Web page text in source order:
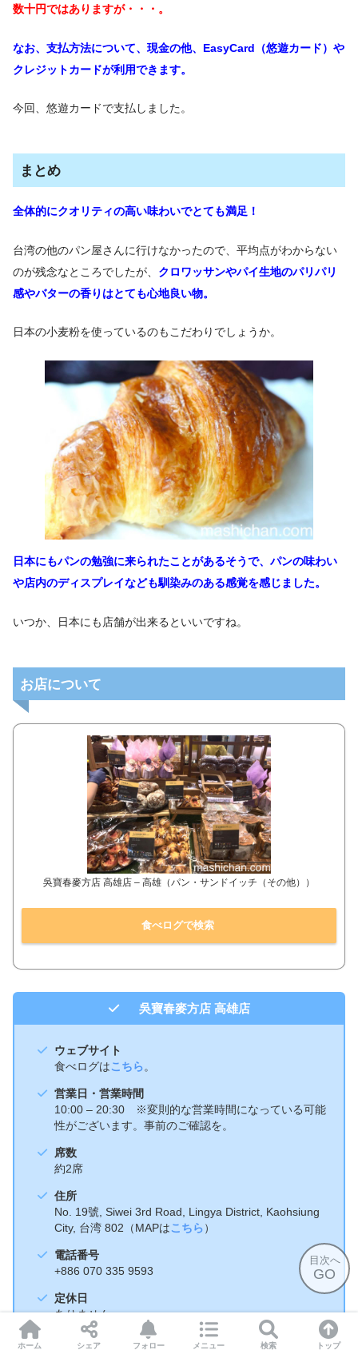
目次へ
GO
数十円ではありますが・・・。
なお、支払方法について、現金の他、EasyCard（悠遊カード）や
クレジットカードが利用できます。
今回、悠遊カードで支払しました。
まとめ
全体的にクオリティの高い味わいでとても満足！
台湾の他のパン屋さんに行けなかったので、平均点がわからない
のが残念なところでしたが、 クロワッサンやパイ生地のパリパリ
感やバターの香りはとても心地良い物。
日本の小麦粉を使っているのもこだわりでしょうか。
日本にもパンの勉強に来られたことがあるそうで、 パンの味わい
や店内のディスプレイなども馴染みのある感覚を感じました。
いつか、日本にも店舗が出来るといいですね。
お店について
吳寶春麥方店 高雄店 – 高雄（パン・サンドイッチ（その他））
食べログで検索
吳寶春麥方店 高雄店
ウェブサイト
食べログはこちら。
営業日・営業時間
10:00 – 20:30 ※変則的な営業時間になっている可能
性がございます。事前のご確認を。
席数
約2席
住所
No. 19號, Siwei 3rd Road, Lingya District, Kaohsiung
City, 台湾 802（MAPはこちら）
電話番号
+886 070 335 9593
定休日
ありません
その他
ホーム シェア フォロー メニュー 検索 トップ